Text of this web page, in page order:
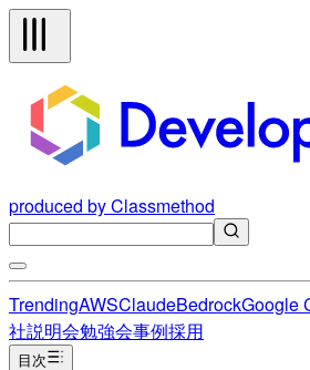
produced by Classmethod
TrendingAWSClaudeBedrockGoogle
社説明会勉強会事例採用
目次